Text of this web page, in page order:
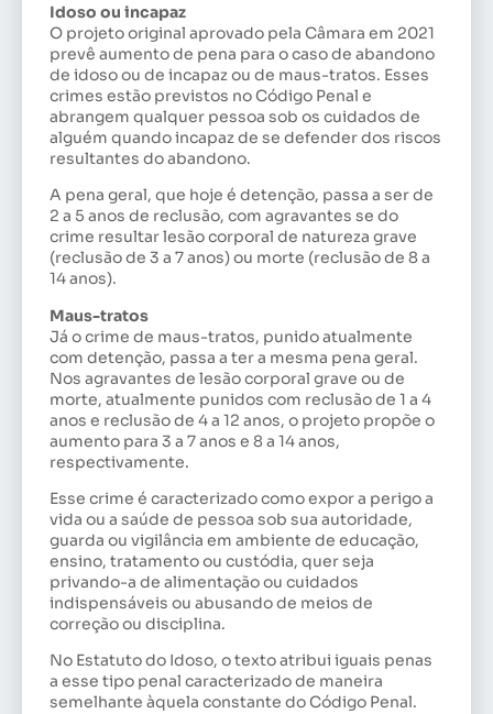
Idoso ou incapaz
O projeto original aprovado pela Câmara em 2021
prevê aumento de pena para o caso de abandono
de idoso ou de incapaz ou de maus-tratos. Esses
crimes estão previstos no Código Penal e
abrangem qualquer pessoa sob os cuidados de
alguém quando incapaz de se defender dos riscos
resultantes do abandono.
A pena geral, que hoje é detenção, passa a ser de
2 a 5 anos de reclusão, com agravantes se do
crime resultar lesão corporal de natureza grave
(reclusão de 3 a 7 anos) ou morte (reclusão de 8 a
14 anos).
Maus-tratos
Já o crime de maus-tratos, punido atualmente
com detenção, passa a ter a mesma pena geral.
Nos agravantes de lesão corporal grave ou de
morte, atualmente punidos com reclusão de 1 a 4
anos e reclusão de 4 a 12 anos, o projeto propõe o
aumento para 3 a 7 anos e 8 a 14 anos,
respectivamente.
Esse crime é caracterizado como expor a perigo a
vida ou a saúde de pessoa sob sua autoridade,
guarda ou vigilância em ambiente de educação,
ensino, tratamento ou custódia, quer seja
privando-a de alimentação ou cuidados
indispensáveis ou abusando de meios de
correção ou disciplina.
No Estatuto do Idoso, o texto atribui iguais penas
a esse tipo penal caracterizado de maneira
semelhante àquela constante do Código Penal.